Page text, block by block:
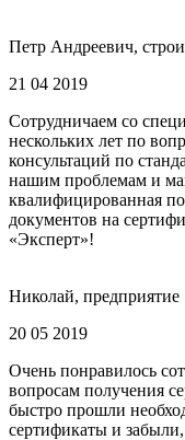
Петр Андреевич,
21 04 2019
Сотрудничаем со
нескольких лет по
консультаций по
нашим проблемам и
квалифицированная
документов на
«Эксперт»!
Николай,
20 05 2019
Очень понравилось
вопросам получения
быстро прошли
сертификаты и забыли,